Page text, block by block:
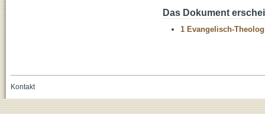
Das Dokument
1 Evangelisch-
Kontakt